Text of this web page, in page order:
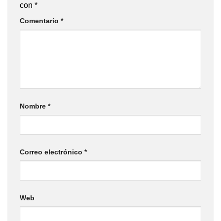
con *
Comentario *
Nombre *
Correo electrónico *
Web